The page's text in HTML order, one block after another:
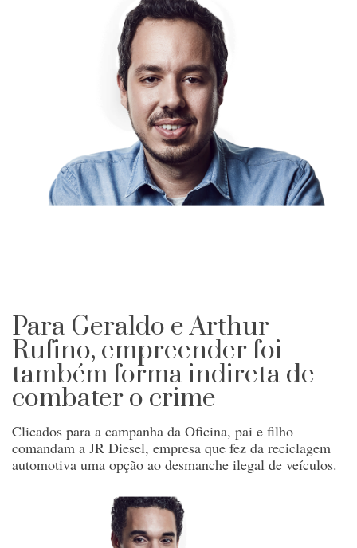
Para Geraldo e Arthur
Rufino, empreender foi
também forma indireta de
combater o crime
Clicados para a campanha da Oficina, pai e filho
comandam a JR Diesel, empresa que fez da reciclagem
automotiva uma opção ao desmanche ilegal de veículos.